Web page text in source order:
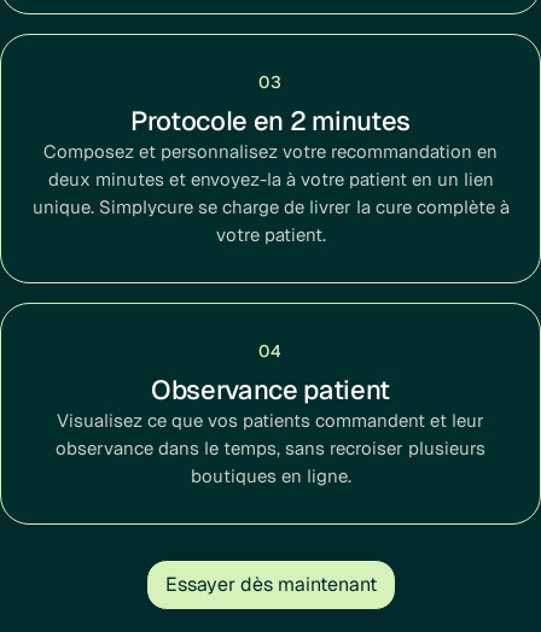
03
Protocole en 2 minutes
Composez et personnalisez votre recommandation en
deux minutes et envoyez-la à votre patient en un lien
unique. Simplycure se charge de livrer la cure complète à
votre patient.
04
Observance patient
Visualisez ce que vos patients commandent et leur
observance dans le temps, sans recroiser plusieurs
boutiques en ligne.
Essayer dès maintenant